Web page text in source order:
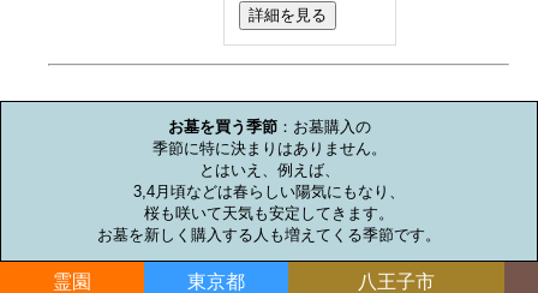
詳細を見る
お墓を買う季節：お墓購入の
季節に特に決まりはありません。
とはいえ、例えば、
3,4月頃などは春らしい陽気にもなり、
桜も咲いて天気も安定してきます。
お墓を新しく購入する人も増えてくる季節です。
霊園 東京都 八王子市